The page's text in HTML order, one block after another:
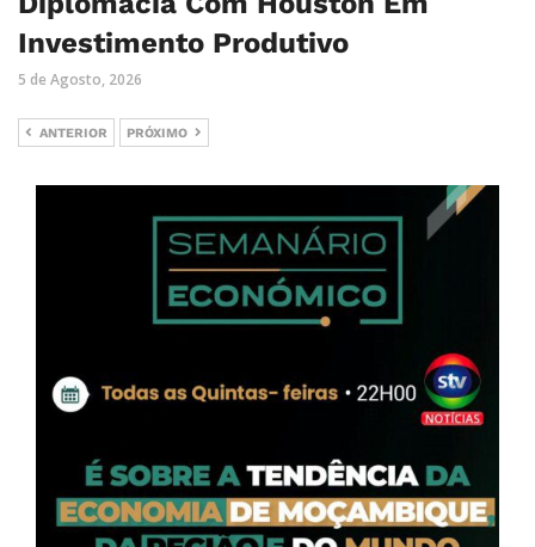
Investimento Produtivo
5 de Agosto, 2026
ANTERIOR PRÓXIMO